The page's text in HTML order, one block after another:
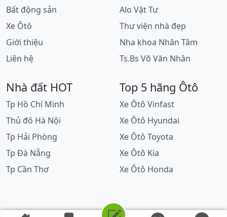
Bất động sản
Xe Ôtô
Giới thiệu
Liên hệ
Alo Vật Tư
Thư viện nhà đẹp
Nha khoa Nhân Tâm
Ts.Bs Võ Văn Nhân
Nhà đất HOT
Tp Hồ Chí Minh
Thủ đô Hà Nội
Tp Hải Phòng
Tp Đà Nẵng
Tp Cần Thơ
Top 5 hãng Ôtô
Xe Ôtô Vinfast
Xe Ôtô Hyundai
Xe Ôtô Toyota
Xe Ôtô Kia
Xe Ôtô Honda